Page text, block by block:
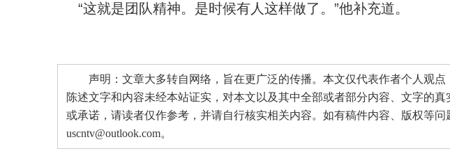
“这就是团队精神。是时候有人这样做了。”他补充道。
声明：文章大多转自网络，旨在更广泛的传播。本文仅代表作者个人观点
陈述文字和内容未经本站证实，对本文以及其中全部或者部分内容、文字的
或承诺，请读者仅作参考，并请自行核实相关内容。如有稿件内容、版权等问
uscntv@outlook.com。